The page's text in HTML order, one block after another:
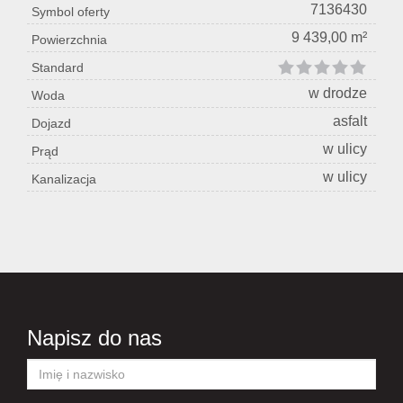
Symbol oferty 7136430
Powierzchnia 9 439,00 m²
Standard
Woda
w drodze
Dojazd asfalt
Prąd w ulicy
Kanalizacja w ulicy
Napisz do nas